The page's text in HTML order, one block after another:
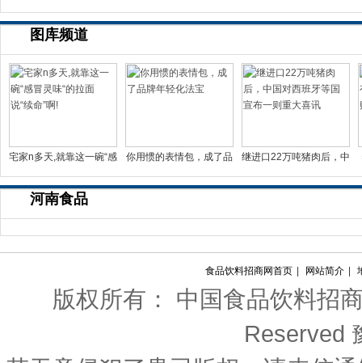
图库频道
宅家n多天,就靠这一碗“感
你用惯的表情包，成了品
继进口22万吨猪肉后，中
河南食品
食品饮料招商网首页 网站简介
版权所有： 中国食品饮料招
Reserved